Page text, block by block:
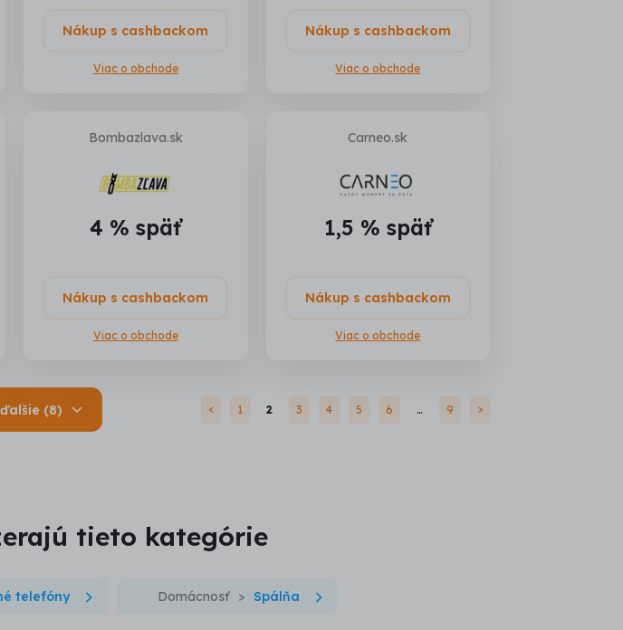
Nákup s cashbackom
Viac o obchode
Nákup s cashbackom
Viac o obchode
Bombazlava.sk
4 % späť
Nákup s cashbackom
Viac o obchode
Carneo.sk
1,5 % späť
Nákup s cashbackom
Viac o obchode
Ďalšie1 2 3 4 5 6 … 9 Predchádzajúce
(8)
tieto kategórie
telefóny Domácnosť Spálňa